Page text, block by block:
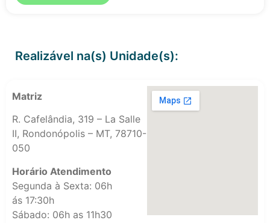
Realizável na(s) Unidade(s):
Matriz
R. Cafelândia, 319 – La Salle
II, Rondonópolis – MT, 78710-
050
Horário Atendimento
Segunda à Sexta: 06h
ás 17:30h
Sábado: 06h as 11h30